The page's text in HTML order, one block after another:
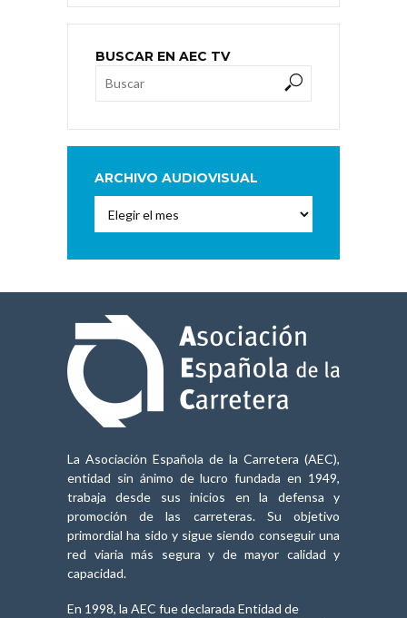
BUSCAR EN AEC TV
ARCHIVO AUDIOVISUAL
Audiovisual
La Asociación Española de la Carretera (AEC),
entidad sin ánimo de lucro fundada en 1949,
trabaja desde sus inicios en la defensa y
promoción de las carreteras. Su objetivo
primordial ha sido y sigue siendo conseguir una
red viaria más segura y de mayor calidad y
capacidad.
En 1998, la AEC fue declarada Entidad de